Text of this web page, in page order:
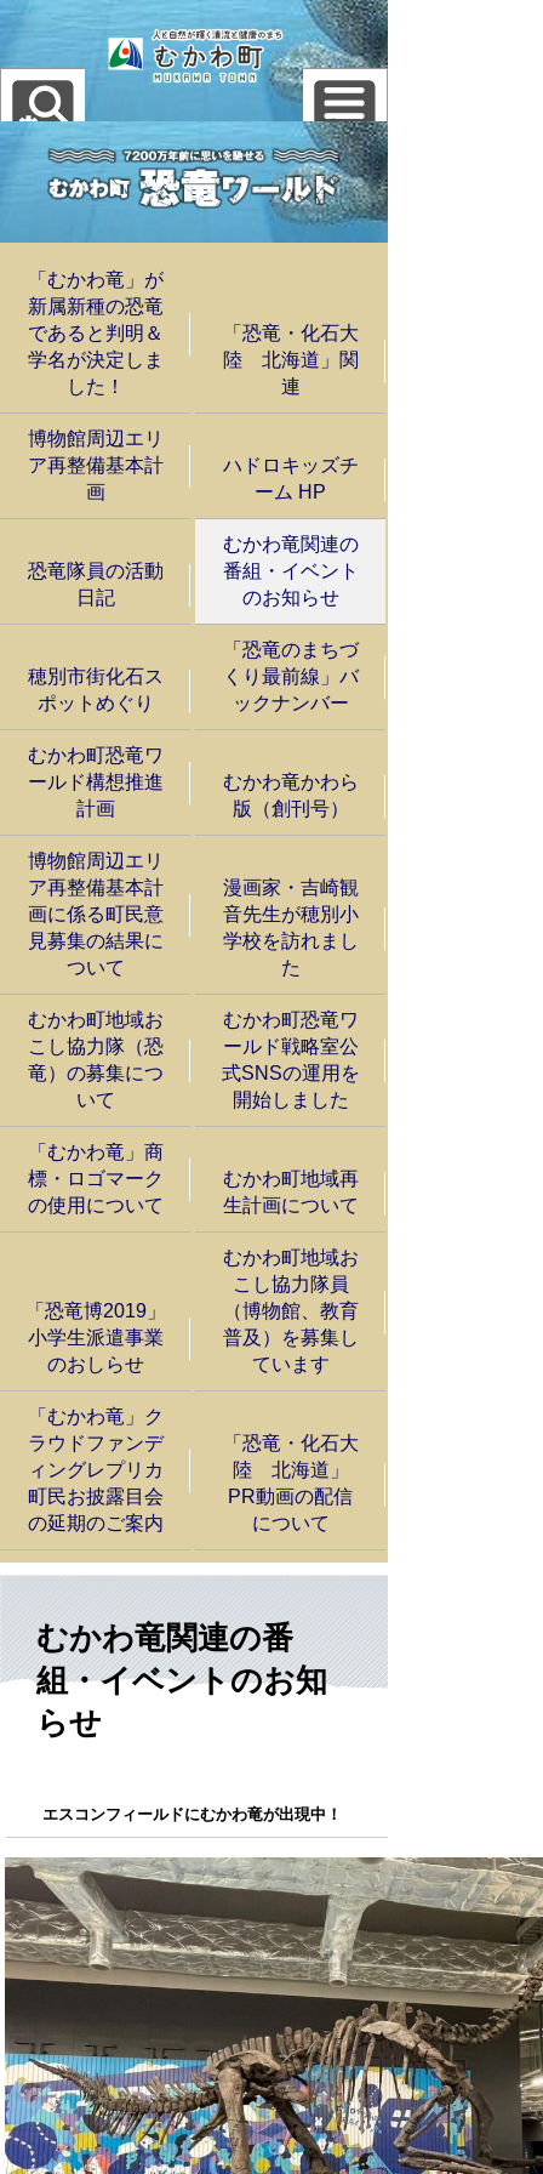
「むかわ竜」が
新属新種の恐竜
であると判明＆
学名が決定しま
した！
「恐竜・化石大
陸 北海道」関
連
博物館周辺エリ
ア再整備基本計
画
ハドロキッズチ
ーム HP
恐竜隊員の活動
日記
むかわ竜関連の
番組・イベント
のお知らせ
穂別市街化石ス
ポットめぐり
「恐竜のまちづ
くり最前線」バ
ックナンバー
むかわ町恐竜ワ
ールド構想推進
計画
むかわ竜かわら
版（創刊号）
博物館周辺エリ
ア再整備基本計
画に係る町民意
見募集の結果に
ついて
漫画家・吉崎観
音先生が穂別小
学校を訪れまし
た
むかわ町地域お
こし協力隊（恐
竜）の募集につ
いて
むかわ町恐竜ワ
ールド戦略室公
式SNSの運用を
開始しました
「むかわ竜」商
標・ロゴマーク
の使用について
むかわ町地域再
生計画について
「恐竜博2019」
小学生派遣事業
のおしらせ
むかわ町地域お
こし協力隊員
（博物館、教育
普及）を募集し
ています
「むかわ竜」ク
ラウドファンデ
ィングレプリカ
町民お披露目会
の延期のご案内
「恐竜・化石大
陸 北海道」
PR動画の配信
について
むかわ竜関連の番
組・イベントのお知
らせ
エスコンフィールドにむかわ竜が出現中！